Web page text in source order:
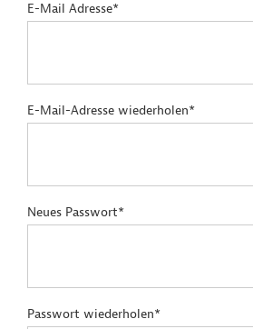
E-Mail Adresse*
E-Mail-Adresse wiederholen*
Neues Passwort*
Passwort wiederholen*